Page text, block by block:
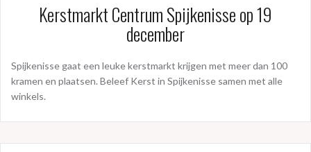
Kerstmarkt Centrum Spijkenisse op 19
december
Spijkenisse gaat een leuke kerstmarkt krijgen met meer dan 100
kramen en plaatsen. Beleef Kerst in Spijkenisse samen met alle
winkels.